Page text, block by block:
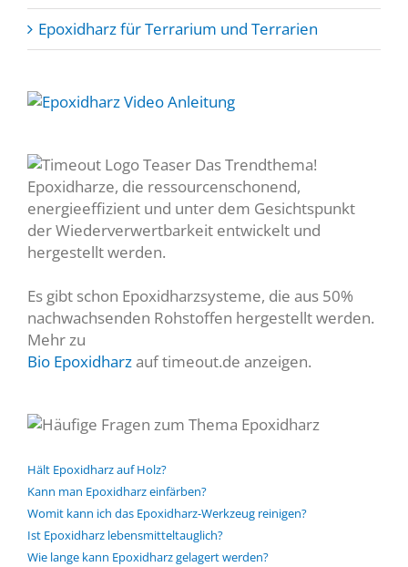
Epoxidharz für Terrarium und Terrarien
Das Trendthema!
Epoxidharze, die ressourcenschonend,
energieeffizient und unter dem Gesichtspunkt
der Wiederverwertbarkeit entwickelt und
hergestellt werden.
Es gibt schon Epoxidharzsysteme, die aus 50%
nachwachsenden Rohstoffen hergestellt werden.
Mehr zu
Bio Epoxidharzauf timeout.de anzeigen.
Hält Epoxidharz auf Holz?
Kann man Epoxidharz einfärben?
Womit kann ich das Epoxidharz-Werkzeug reinigen?
Ist Epoxidharz lebensmitteltauglich?
Wie lange kann Epoxidharz gelagert werden?